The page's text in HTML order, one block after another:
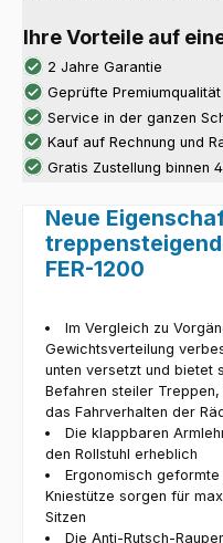
Ihre Vorteile auf
2 Jahre Garantie
Geprüfte Premiumqualität
Service in der ganzen
Kauf auf Rechnung und
Gratis Zustellung binnen
Neue
FER-1200
Im Vergleich zu
Gewichtsverteilung
unten versetzt und bietet
Befahren steiler
das Fahrverhalten der
Die klappbaren
den Rollstuhl erheblich
Ergonomisch
Kniestütze sorgen für
Sitzen
Die Anti-Rutsch-